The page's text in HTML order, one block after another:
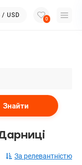
/ USD
0
Знайти
За релевантністю